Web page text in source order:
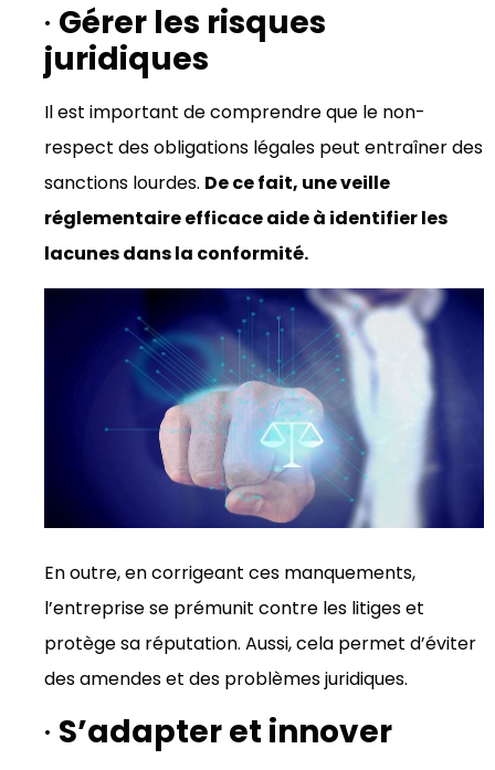
· Gérer les risques
juridiques
Il est important de comprendre que le non-
respect des obligations légales peut entraîner des
sanctions lourdes. De ce fait, une veille
réglementaire efficace aide à identifier les
lacunes dans la conformité.
En outre, en corrigeant ces manquements,
l’entreprise se prémunit contre les litiges et
protège sa réputation. Aussi, cela permet d’éviter
des amendes et des problèmes juridiques.
· S’adapter et innover